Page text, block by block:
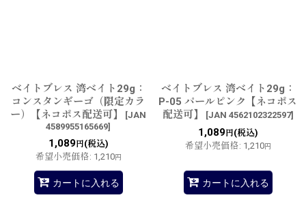
ベイトブレス 湾ベイト29g：
コンスタンギーゴ（限定カラ
ー）【ネコポス配送可】
[JAN
4589955165669]
1,089円(税込)
希望小売価格: 1,210円
カートに入れる
ベイトブレス 湾ベイト29g：
P-05 パールピンク【ネコポス
配送可】
[JAN 4562102322597]
1,089円(税込)
希望小売価格: 1,210円
カートに入れる